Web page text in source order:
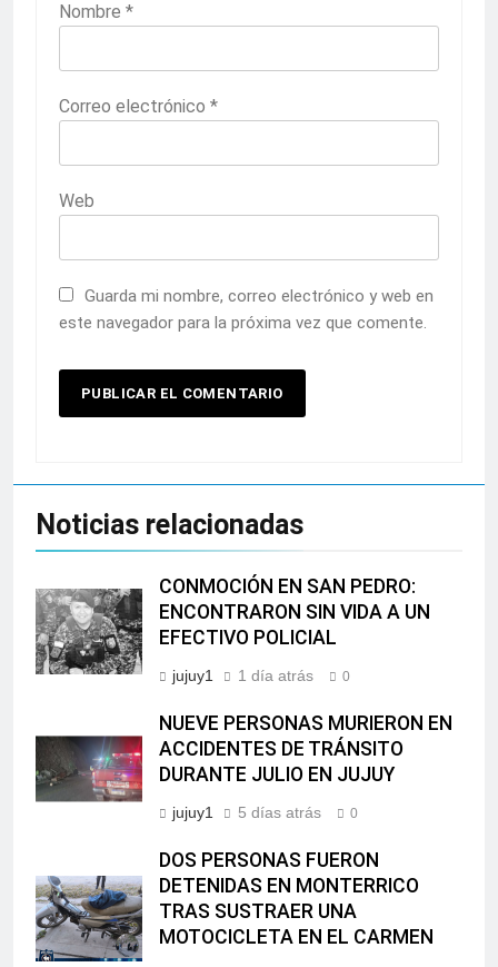
Nombre *
Correo electrónico *
Web
Guarda mi nombre, correo electrónico y web en
este navegador para la próxima vez que comente.
Noticias relacionadas
CONMOCIÓN EN SAN PEDRO:
ENCONTRARON SIN VIDA A UN
EFECTIVO POLICIAL
jujuy1 1 día atrás 0
NUEVE PERSONAS MURIERON EN
ACCIDENTES DE TRÁNSITO
DURANTE JULIO EN JUJUY
jujuy1 5 días atrás 0
DOS PERSONAS FUERON
DETENIDAS EN MONTERRICO
TRAS SUSTRAER UNA
MOTOCICLETA EN EL CARMEN